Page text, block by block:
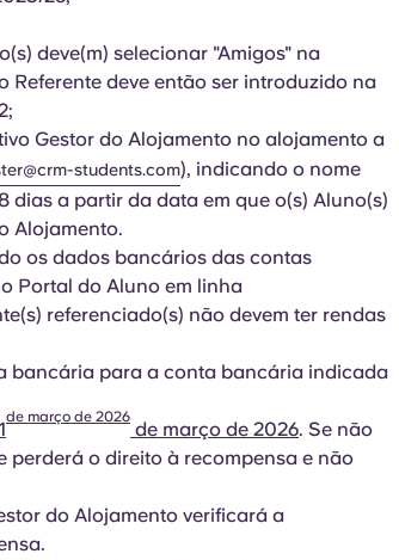
deve(m) selecionar "Amigos" na
Referente deve então ser introduzido na
Gestor do Alojamento no alojamento a
students.com), indicando o nome
dias a partir da data em que o(s) Aluno(s)
Alojamento.
os dados bancários das contas
Portal do Aluno em linha
referenciado(s) não devem ter rendas
bancária para a conta bancária indicada
de março de 2026
de março de 2026. Se não
perderá o direito à recompensa e não
do Alojamento verificará a